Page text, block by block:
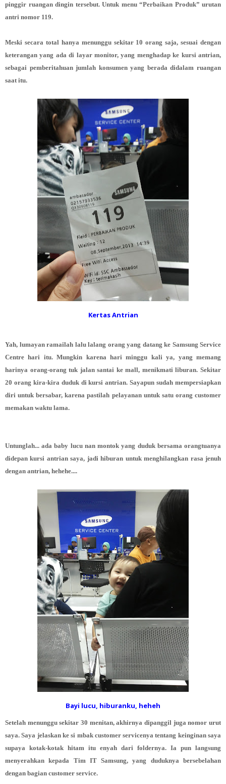
pinggir ruangan dingin tersebut. Untuk menu “Perbaikan Produk” urutan
antri nomor 119.
Meski secara total hanya menunggu sekitar 10 orang saja, sesuai dengan
keterangan yang ada di layar monitor, yang menghadap ke kursi antrian,
sebagai pemberitahuan jumlah konsumen yang berada didalam ruangan
saat itu.
Kertas Antrian
Yah, lumayan ramailah lalu lalang orang yang datang ke Samsung Service
Centre hari itu. Mungkin karena hari minggu kali ya, yang memang
harinya orang-orang tuk jalan santai ke mall, menikmati liburan. Sekitar
20 orang kira-kira duduk di kursi antrian. Sayapun sudah mempersiapkan
diri untuk bersabar, karena pastilah pelayanan untuk satu orang customer
memakan waktu lama.
Untunglah... ada baby lucu nan montok yang duduk bersama orangtuanya
didepan kursi antrian saya, jadi hiburan untuk menghilangkan rasa jenuh
dengan antrian, hehehe....
Bayi lucu, hiburanku, heheh
Setelah menunggu sekitar 30 menitan, akhirnya dipanggil juga nomor urut
saya. Saya jelaskan ke si mbak customer servicenya tentang keinginan saya
supaya kotak-kotak hitam itu enyah dari foldernya. Ia pun langsung
menyerahkan kepada Tim IT Samsung, yang duduknya bersebelahan
dengan bagian customer service.